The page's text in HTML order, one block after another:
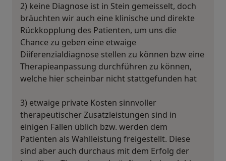
2) keine Diagnose ist in Stein gemeisselt, doch
bräuchten wir auch eine klinische und direkte
Rückkopplung des Patienten, um uns die
Chance zu geben eine etwaige
Diiferenzialdiagnose stellen zu können bzw eine
Therapieanpassung durchführen zu können,
welche hier scheinbar nicht stattgefunden hat
3) etwaige private Kosten sinnvoller
therapeutischer Zusatzleistungen sind in
einigen Fällen üblich bzw. werden dem
Patienten als Wahlleistung freigestellt. Diese
sind aber auch durchaus mit dem Erfolg der